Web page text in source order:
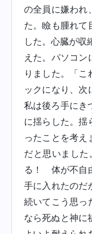
の全員に嫌われ
た。瞼も腫れて
した。心臓が収
えた。パソコ
りました。「
ックになり、次
私は後ろ手にき
に揺らした。揺
ったことを考え
だと思いまし
る！ 体が不自
手に入れたのだ
続いてこう思っ
なら死ぬと神に